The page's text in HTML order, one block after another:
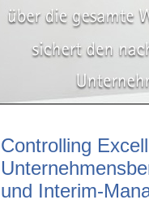
Controlling
und Interim-